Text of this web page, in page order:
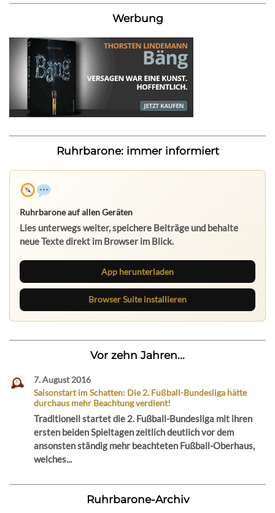
Werbung
Ruhrbarone: immer informiert
Ruhrbarone auf allen Geräten
Lies unterwegs weiter, speichere Beiträge und behalte
neue Texte direkt im Browser im Blick.
App herunterladen
Browser Suite installieren
Vor zehn Jahren...
7. August 2016
Saisonstart im Schatten: Die 2. Fußball-Bundesliga hätte
durchaus mehr Beachtung verdient!
Traditionell startet die 2. Fußball-Bundesliga mit ihren
ersten beiden Spieltagen zeitlich deutlich vor dem
ansonsten ständig mehr beachteten Fußball-Oberhaus,
welches...
Ruhrbarone-Archiv